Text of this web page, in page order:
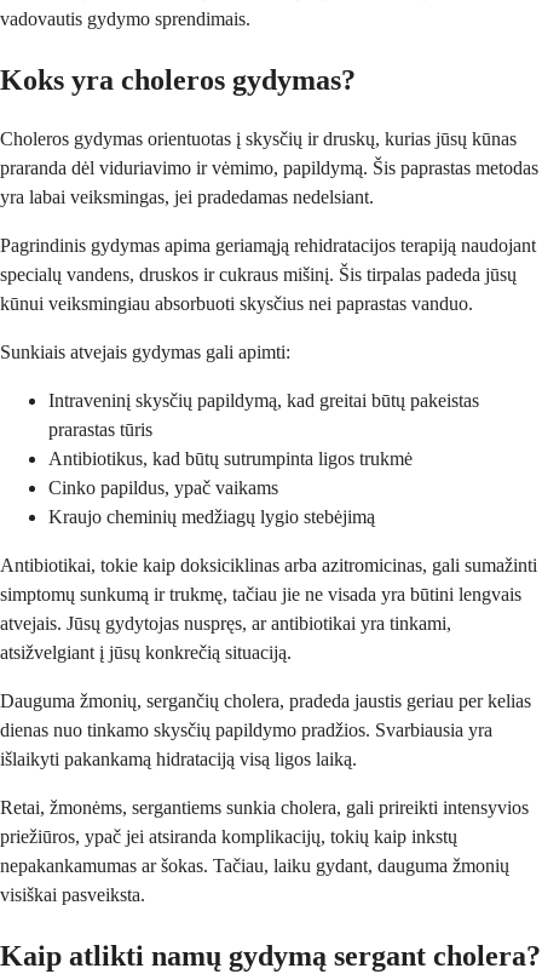
vadovautis gydymo sprendimais.
Koks yra choleros gydymas?
Choleros gydymas orientuotas į skysčių ir druskų, kurias jūsų kūnas
praranda dėl viduriavimo ir vėmimo, papildymą. Šis paprastas metodas
yra labai veiksmingas, jei pradedamas nedelsiant.
Pagrindinis gydymas apima geriamąją rehidratacijos terapiją naudojant
specialų vandens, druskos ir cukraus mišinį. Šis tirpalas padeda jūsų
kūnui veiksmingiau absorbuoti skysčius nei paprastas vanduo.
Sunkiais atvejais gydymas gali apimti:
Intraveninį skysčių papildymą, kad greitai būtų pakeistas
prarastas tūris
Antibiotikus, kad būtų sutrumpinta ligos trukmė
Cinko papildus, ypač vaikams
Kraujo cheminių medžiagų lygio stebėjimą
Antibiotikai, tokie kaip doksiciklinas arba azitromicinas, gali sumažinti
simptomų sunkumą ir trukmę, tačiau jie ne visada yra būtini lengvais
atvejais. Jūsų gydytojas nuspręs, ar antibiotikai yra tinkami,
atsižvelgiant į jūsų konkrečią situaciją.
Dauguma žmonių, sergančių cholera, pradeda jaustis geriau per kelias
dienas nuo tinkamo skysčių papildymo pradžios. Svarbiausia yra
išlaikyti pakankamą hidrataciją visą ligos laiką.
Retai, žmonėms, sergantiems sunkia cholera, gali prireikti intensyvios
priežiūros, ypač jei atsiranda komplikacijų, tokių kaip inkstų
nepakankamumas ar šokas. Tačiau, laiku gydant, dauguma žmonių
visiškai pasveiksta.
Kaip atlikti namų gydymą sergant cholera?